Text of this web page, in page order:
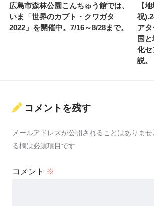
広島市森林公園こんちゅう館では、
いま「世界のカブト・クワガタ
2022」を開催中。7/16～8/28まで。
【
祝
ア
国
化
説。
コメントを残す
メールアドレスが公開されることはありませ
る欄は必須項目です
コメント ※